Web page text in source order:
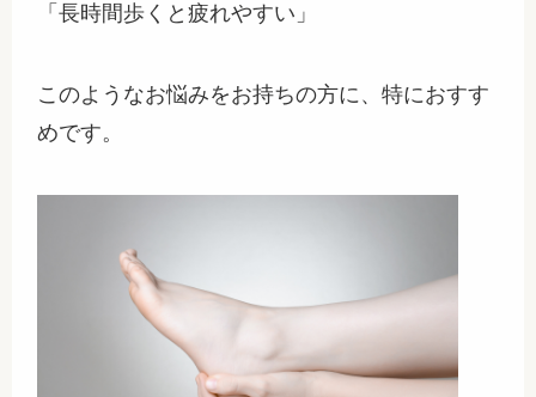
「長時間歩くと疲れやすい」
このようなお悩みをお持ちの方に、特におすす
めです。